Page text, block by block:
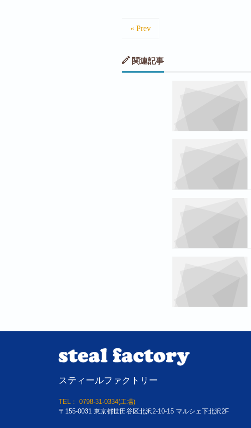
« Prev
関連記事
スティールファクトリー
TEL： 0798-31-0334(工場)
〒155-0031 東京都世田谷区北沢2-10-15 マルシェ下北沢2F